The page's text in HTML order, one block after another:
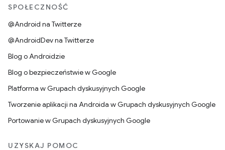
SPOŁECZNOŚĆ
@Android na Twitterze
@AndroidDev na Twitterze
Blog o Androidzie
Blog o bezpieczeństwie w Google
Platforma w Grupach dyskusyjnych Google
Tworzenie aplikacji na Androida w Grupach dyskusyjnych Google
Portowanie w Grupach dyskusyjnych Google
UZYSKAJ POMOC